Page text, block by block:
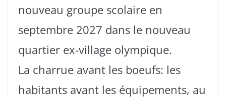
nouveau groupe scolaire en
septembre 2027 dans le nouveau
quartier ex-village olympique.
La charrue avant les boeufs: les
habitants avant les équipements, au